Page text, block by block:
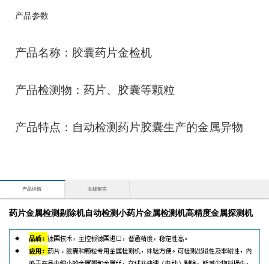
产品参数
产品名称：胶囊药片金检机
产品检测物：药片、胶囊等颗粒
产品特点：自动检测药片胶囊生产的金属异物
产品详情 在线留言
药片金属检测剔除机自动检测小药片金属检测机高精度金属探测机